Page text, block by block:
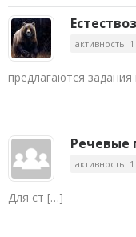
активность:
предлагаются
Речевые
активность:
Для ст […]